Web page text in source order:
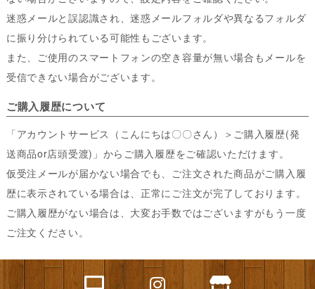
迷惑メールと誤認識され、迷惑メールフォルダや異なるフォルダ
に振り分けられている可能性もございます。
また、ご使用のスマートフォンの空き容量が無い場合もメールを
受信できない場合がございます。
ご購入履歴について
「アカウントサービス（こんにちは〇〇さん）＞ご購入履歴(発
送商品or店頭受渡)」からご購入履歴をご確認いただけます。
仮受注メールが届かない場合でも、ご注文された商品がご購入履
歴に表示されている場合は、正常にご注文が完了しております。
ご購入履歴がない場合は、大変お手数ではございますがもう一度
ご注文ください。